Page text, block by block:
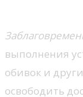
выполнения
обивок и
освободить